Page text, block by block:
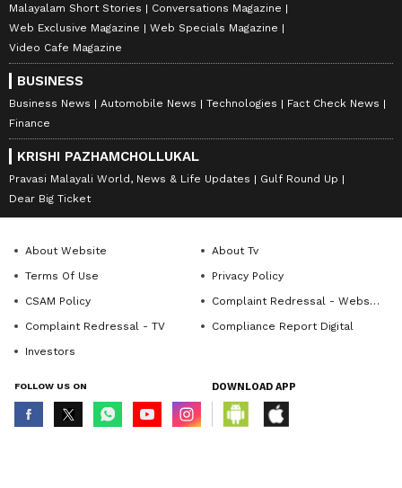
Malayalam Short Stories
Conversations Magazine
Web Exclusive Magazine
Web Specials Magazine
Video Cafe Magazine
BUSINESS
Business News Automobile News Technologies
Fact Check News
Finance
KRISHI PAZHAMCHOLLUKAL
Pravasi Malayali World, News & Life Updates
Gulf Round Up
Dear Big Ticket
About Website
About Tv
Terms Of Use
Privacy Policy
CSAM Policy
Complaint Redressal - Website
Complaint Redressal - TV
Compliance Report Digital
Investors
FOLLOW US ON DOWNLOAD APP